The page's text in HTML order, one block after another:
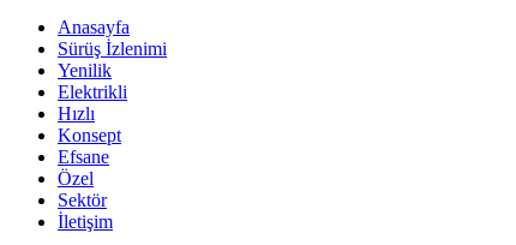
Anasayfa
Sürüş İzlenimi
Yenilik
Elektrikli
Hızlı
Konsept
Efsane
Özel
Sektör
İletişim